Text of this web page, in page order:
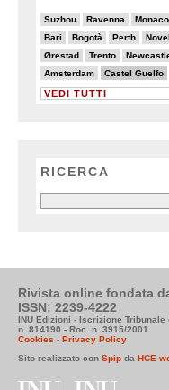
Suzhou
2/20 Ravenna
3/20
4/20
6/20
4/20
13/20
Bari
5/20 Bogotà
2/20 Perth
3/20
4/20
6/20
6/20
Ørestad
4/20 Trento
5/20
3/20
8/20
6/20
Amsterdam
3/20 Castel Guelfo
6/20
5/20
VEDI TUTTI
RICERCA
Rivista online fondata
ISSN: 2239-4222
INU Edizioni - Iscrizione
n. 814190 - Roc. n. 3915/2001
Cookies - Privacy Policy
Sito realizzato con Spip da HCE